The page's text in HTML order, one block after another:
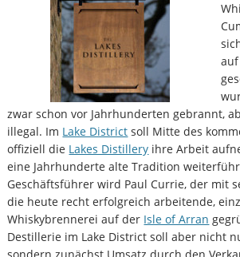
zwar schon vor Jahrhunderten gebrannt,
illegal. Im Lake District soll Mitte des
offiziell die Lakes Distillery ihre Arbeit
eine Jahrhunderte alte Tradition
Geschäftsführer wird Paul Currie, der mit
die heute recht erfolgreich arbeitende,
Whiskybrennerei auf der Isle of Arran
Destillerie im Lake District soll aber nicht